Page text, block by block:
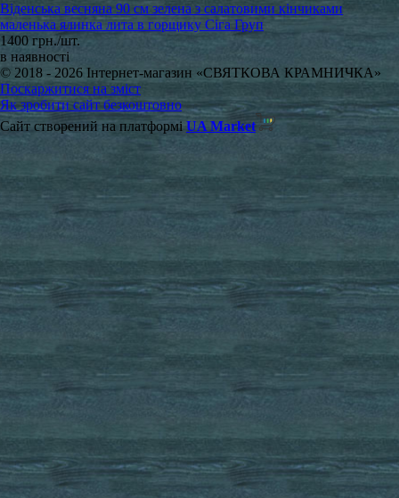
Віденська весняна 90 см зелена з салатовими кінчиками
маленька ялинка лита в горщику Сіга Груп
1400 грн./шт.
в наявності
© 2018 - 2026 Інтернет-магазин «СВЯТКОВА КРАМНИЧКА»
Поскаржитися на зміст
Як зробити сайт безкоштовно
Сайт створений на платформіUA Market